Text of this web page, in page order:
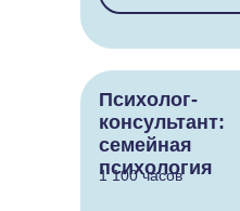
Психолог-
консультант:
семейная
психология
1 100 часов